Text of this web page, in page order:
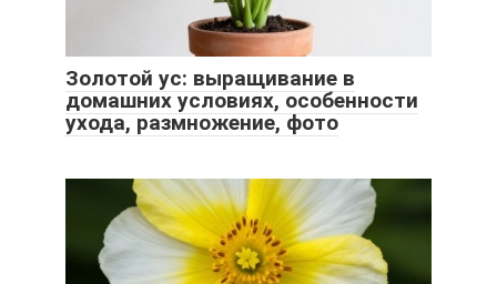
Золотой ус: выращивание в
домашних условиях, особенности
ухода, размножение, фото